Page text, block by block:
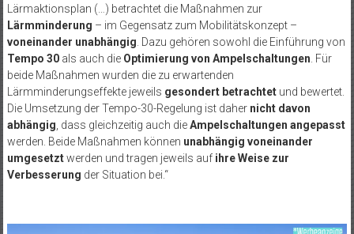
Lärmaktionsplan (…) betrachtet die Maßnahmen zur
Lärmminderung – im Gegensatz zum Mobilitätskonzept –
voneinander unabhängig . Dazu gehören sowohl die Einführung von
Tempo 30als auch die Optimierung von Ampelschaltungen . Für
beide Maßnahmen wurden die zu erwartenden
Lärmminderungseffekte jeweils gesondert betrachtetund bewertet.
Die Umsetzung der Tempo-30-Regelung ist daher nicht davon
abhängig , dass gleichzeitig auch dieAmpelschaltungen angepasst
werden. Beide Maßnahmen können unabhängig voneinander
umgesetztwerden und tragen jeweils auf ihre Weise zur
Verbesserung der Situation bei.“